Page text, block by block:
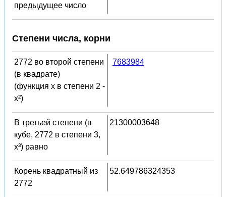
предыдущее число
Степени числа, корни
2772 во второй степени
(в квадрате)
(функция x в степени 2 -
x²)
7683984
В третьей степени (в
кубе, 2772 в степени 3,
x³) равно
21300003648
Корень квадратный из
2772
52.649786324353